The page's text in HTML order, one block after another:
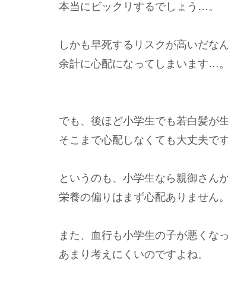
本当にビックリするでしょう…。
しかも早死するリスクが高いだなん
余計に心配になってしまいます…。
でも、後ほど小学生でも若白髪が
そこまで心配しなくても大丈夫です
というのも、小学生なら親御さん
栄養の偏りはまず心配ありません。
また、血行も小学生の子が悪くな
あまり考えにくいのですよね。